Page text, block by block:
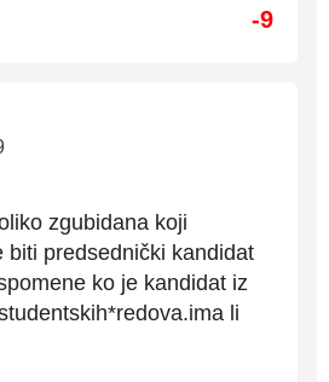
-9
zgubidana koji
biti predsednički kandidat
ko je kandidat iz
li